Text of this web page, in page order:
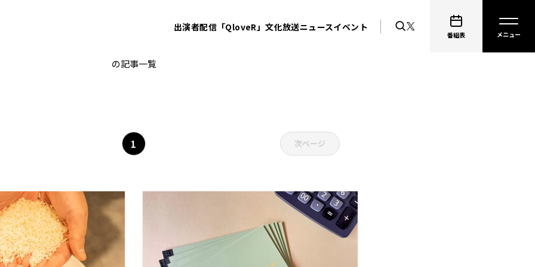
出演者配信「QloveR」文化放送ニュースイベント
番組表
の記事一覧
1 次ページ